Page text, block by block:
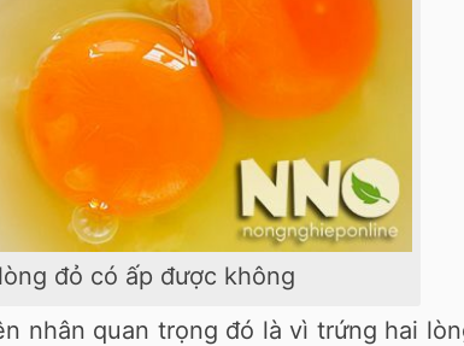
đỏ có ấp được không
nhân quan trọng đó là vì trứng hai